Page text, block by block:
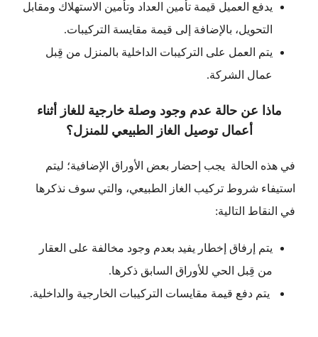
يدفع العميل قيمة تأمين العداد وتأمين الاستهلاك ومقابل
التحويل، بالإضافة إلى قيمة مقايسة التركيبات.
يتم العمل على التركيبات الداخلية بالمنزل من قِبل
عمال الشركة.
ماذا عن حالة عدم وجود وصلة خارجية للغاز أثناء
أعمال توصيل الغاز الطبيعي للمنزل؟
في هذه الحالة يجب إحضار بعض الأوراق الإضافية؛ ليتم
استيفاء شروط تركيب الغاز الطبيعي، والتي سوف نذكرها
في النقاط التالية:
يتم إرفاق إخطار يفيد بعدم وجود مخالفة على العقار
من قِبل الحي للأوراق السابق ذكرها.
يتم دفع قيمة مقايسات التركيبات الخارجية والداخلية.